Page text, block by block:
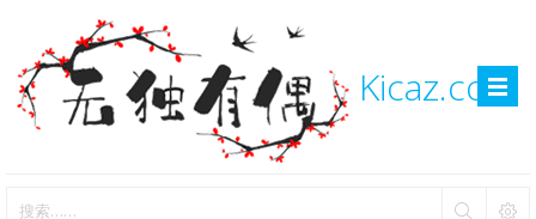
Kicaz.com